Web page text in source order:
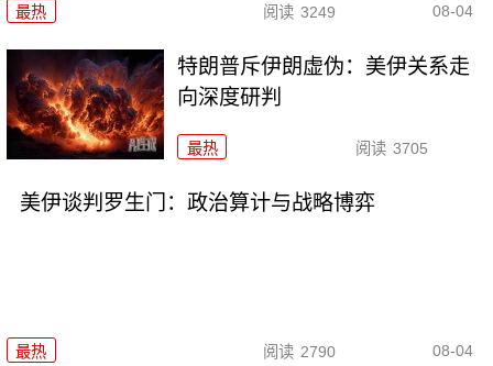
最热 阅读 3249 08-04
特朗普斥伊朗虚伪：美伊关系走
向深度研判
最热 阅读 3705
美伊谈判罗生门：政治算计与战略博弈
最热 阅读 2790 08-04